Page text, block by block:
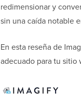
redimensionar y
sin una caída notable
En esta reseña de
adecuado para tu sitio